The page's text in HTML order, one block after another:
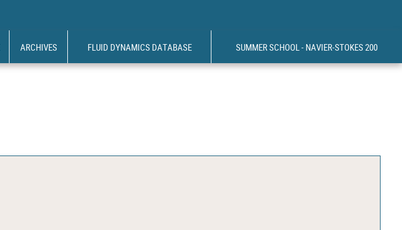
ARCHIVES FLUID DYNAMICS DATABASE SUMMER SCHOOL - NAVIER-STOKES 200